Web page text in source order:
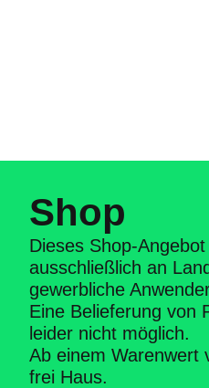
Shop
Dieses Shop-
ausschließlich an
gewerbliche
Eine Belieferung von
leider nicht möglich.
Ab einem Warenwert
frei Haus.